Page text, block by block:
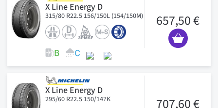
X Line Energy D
315/80 R22.5 156/150L (154/150M) 657,50 €
X Line Energy D
295/60 R22.5 150/147K 707,60 €